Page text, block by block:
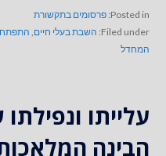
Posted in: פרסומים בתקשורת
Filed under: השבת בעלי חיים,
המחדל
עלייתו
הבינה